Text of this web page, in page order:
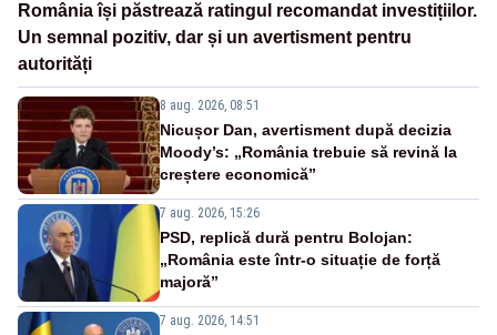
România își păstrează ratingul recomandat investițiilor.
Un semnal pozitiv, dar și un avertisment pentru
autorități
8 aug. 2026, 08:51
Nicușor Dan, avertisment după decizia
Moody’s: „România trebuie să revină la
creștere economică”
7 aug. 2026, 15:26
PSD, replică dură pentru Bolojan:
„România este într-o situație de forță
majoră”
7 aug. 2026, 14:51